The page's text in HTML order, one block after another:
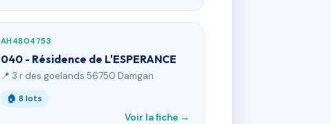
AH4804753
040 - Résidence de L'ESPERANCE
📍 3 r des goelands 56750 Damgan
🏠 8 lots
Voir la fiche →